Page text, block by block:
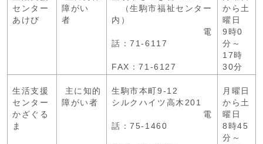
センター
あけび
障がい
者
（生駒市福祉センター
内）
電
話：71-6117
FAX：71-6127
から土
曜日
9時0
分～
17時
30分
生活支援
センター
かざぐる
ま
主に知的
障がい者
生駒市本町9-12
シルクハイツ高木201
電
話：75-1460
月曜日
から土
曜日
8時45
分～